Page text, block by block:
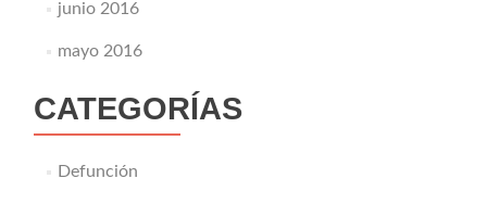
junio 2016
mayo 2016
CATEGORÍAS
Defunción